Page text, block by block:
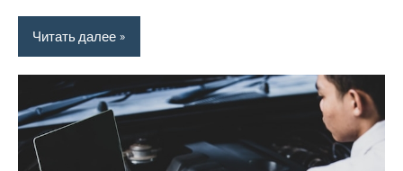
Читать далее